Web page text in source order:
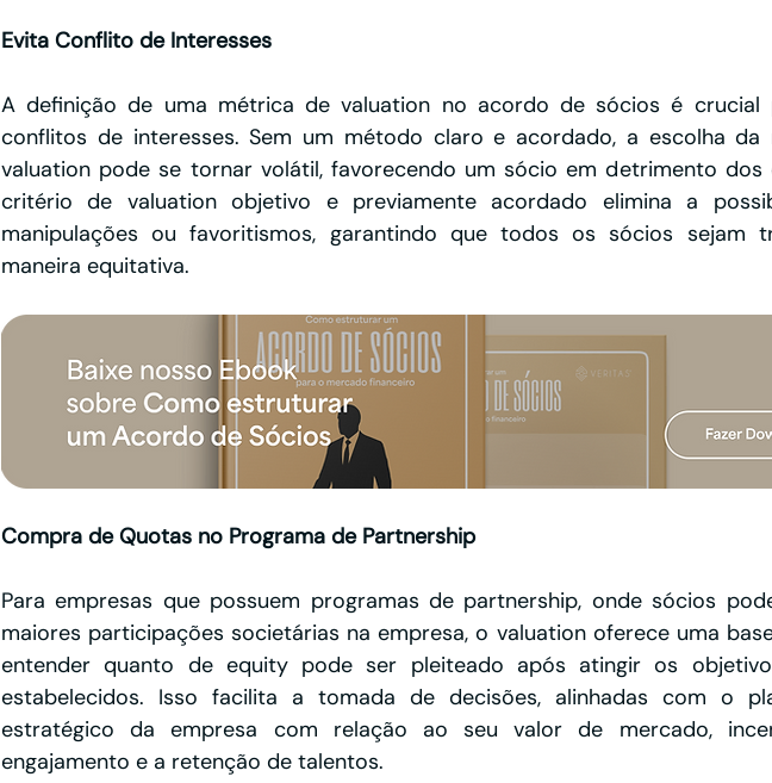
Evita Conflito de Interesses
A definição de uma métrica de valuation no acordo de sócios é crucial
conflitos de interesses. Sem um método claro e acordado, a escolha da
valuation pode se tornar volátil, favorecendo um sócio em detrimento dos
critério de valuation objetivo e previamente acordado elimina a
manipulações ou favoritismos, garantindo que todos os sócios sejam
maneira equitativa.
Compra de Quotas no Programa de Partnership
Para empresas que possuem programas de partnership, onde sócios
maiores participações societárias na empresa, o valuation oferece uma
entender quanto de equity pode ser pleiteado após atingir os
estabelecidos. Isso facilita a tomada de decisões, alinhadas com o
estratégico da empresa com relação ao seu valor de mercado,
engajamento e a retenção de talentos.